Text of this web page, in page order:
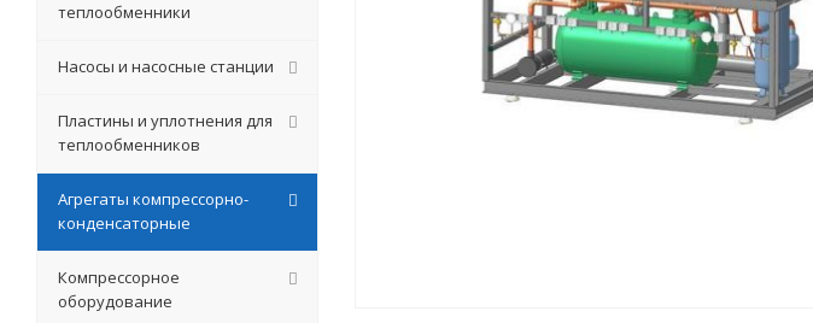
теплообменники
Насосы и насосные станции
Пластины и уплотнения для
теплообменников
Агрегаты компрессорно-
конденсаторные
Компрессорное
оборудование